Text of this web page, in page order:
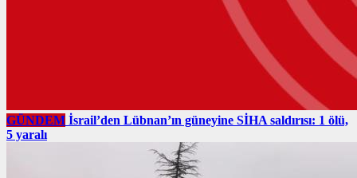
GÜNDEM İsrail’den Lübnan’ın güneyine SİHA saldırısı: 1 ölü,
5 yaralı